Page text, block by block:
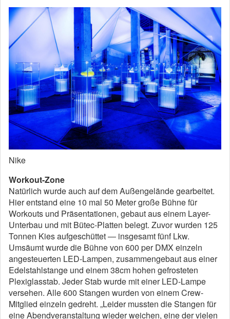
Nike
Workout-Zone
Natürlich wurde auch auf dem Außengelände gearbeitet.
Hier entstand eine 10 mal 50 Meter große Bühne für
Workouts und Präsentationen, gebaut aus einem Layer-
Unterbau und mit Bütec-Platten belegt. Zuvor wurden 125
Tonnen Kies aufgeschüttet ― insgesamt fünf Lkw.
Umsäumt wurde die Bühne von 600 per DMX einzeln
angesteuerten LED-Lampen, zusammengebaut aus einer
Edelstahlstange und einem 38cm hohen gefrosteten
Plexiglasstab. Jeder Stab wurde mit einer LED-Lampe
versehen. Alle 600 Stangen wurden von einem Crew-
Mitglied einzeln gedreht. „Leider mussten die Stangen für
eine Abendveranstaltung wieder weichen, eine der vielen